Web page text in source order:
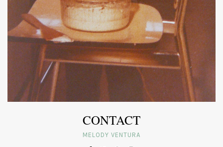
CONTACT
MELODY VENTURA